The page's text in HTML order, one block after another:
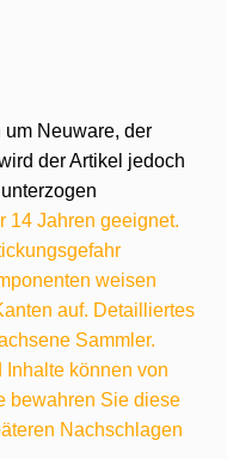
Neuware, der
der Artikel jedoch
14 Jahren geeignet.
weisen
auf. Detailliertes
Sammler.
können von
bewahren Sie diese
Nachschlagen